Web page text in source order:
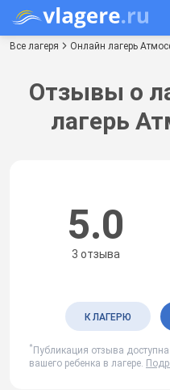
Все лагеря Онлайн лагерь
Отзывы о
лагерь
5.0
3 отзыва
К ЛАГЕРЮ
* Публикация отзыва
вашего ребенка в лагере.